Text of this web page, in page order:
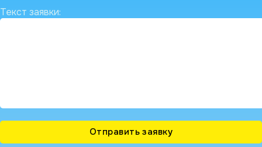
Текст заявки: